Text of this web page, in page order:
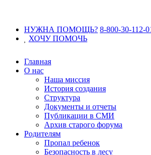
НУЖНА ПОМОЩЬ? 8-800-30-112-
ХОЧУПОМОЧЬ
Главная
О нас
Наша миссия
История создания
Структура
Документы и отчеты
Публикации в СМИ
Архив старого форума
Родителям
Пропал ребенок
Безопасность в лесу